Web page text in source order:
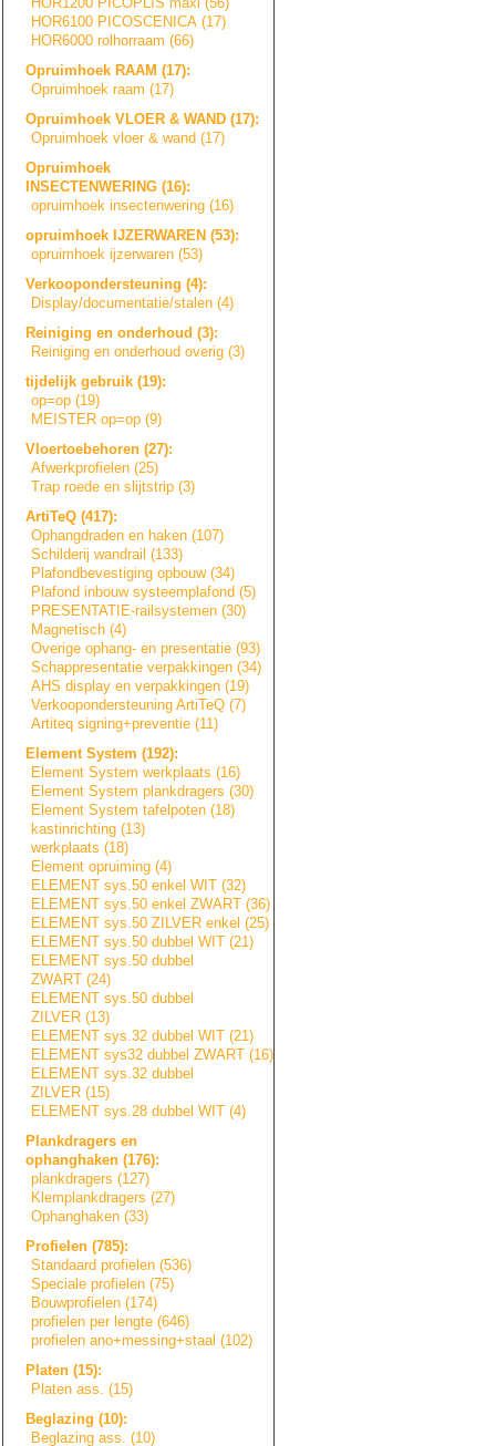
HOR6100 PICOSCENICA (17)
HOR6000 rolhorraam (66)
Opruimhoek RAAM (17):
Opruimhoek raam (17)
Opruimhoek VLOER & WAND (17):
Opruimhoek vloer & wand (17)
Opruimhoek
INSECTENWERING (16):
opruimhoek insectenwering (16)
opruimhoek IJZERWAREN (53):
opruimhoek ijzerwaren (53)
Verkoopondersteuning (4):
Display/documentatie/stalen (4)
Reiniging en onderhoud (3):
Reiniging en onderhoud overig (3)
tijdelijk gebruik (19):
op=op (19)
MEISTER op=op (9)
Vloertoebehoren (27):
Afwerkprofielen (25)
Trap roede en slijtstrip (3)
ArtiTeQ (417):
Ophangdraden en haken (107)
Schilderij wandrail (133)
Plafondbevestiging opbouw (34)
Plafond inbouw systeemplafond (5)
PRESENTATIE-rail systemen (30)
Magnetisch (4)
Overige ophang- en presentatie (93)
Schappresentatie verpakkingen (34)
AHS display en verpakkingen (19)
Verkoopondersteuning ArtiTeQ (7)
Artiteq signing+preventie (11)
Element System (192):
Element System werkplaats (16)
Element System plankdragers (30)
Element System tafelpoten (18)
kastinrichting (13)
werkplaats (18)
Element opruiming (4)
ELEMENT sys.50 enkel WIT (32)
ELEMENT sys.50 enkel ZWART (36)
ELEMENT sys.50 ZILVER enkel (25)
ELEMENT sys.50 dubbel WIT (21)
ELEMENT sys.50 dubbel
ZWART (24)
ELEMENT sys.50 dubbel
ZILVER (13)
ELEMENT sys.32 dubbel WIT (21)
ELEMENT sys32 dubbel ZWART (16)
ELEMENT sys.32 dubbel
ZILVER (15)
ELEMENT sys.28 dubbel WIT (4)
Plankdragers en
ophanghaken (176):
plankdragers (127)
Klemplankdragers (27)
Ophanghaken (33)
Profielen (785):
Standaard profielen (536)
Speciale profielen (75)
Bouwprofielen (174)
profielen per lengte (646)
profielen ano+messing+staal (102)
Platen (15):
Platen ass. (15)
Beglazing (10):
Beglazing ass. (10)